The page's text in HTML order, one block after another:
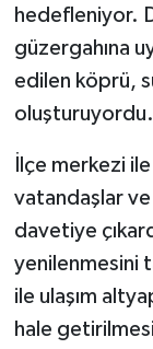
hedefleniyor.
güzergahına
edilen köprü,
oluşturuyordu.
İlçe merkezi
vatandaşlar
davetiye
yenilenmesini
ile ulaşım
hale